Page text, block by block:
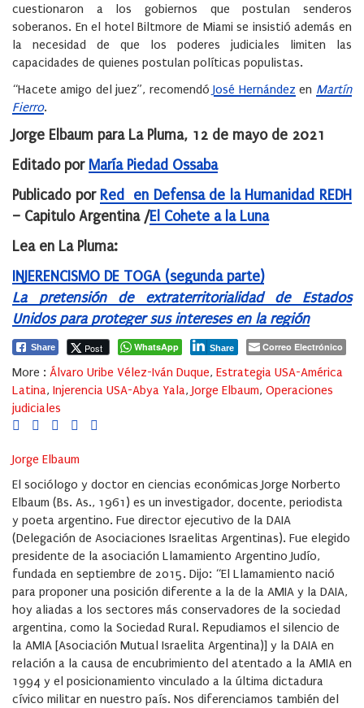
cuestionaron a los gobiernos que postulan senderos
soberanos. En el hotel Biltmore de Miami se insistió además en
la necesidad de que los poderes judiciales limiten las
capacidades de quienes postulan políticas populistas.
“Hacete amigo del juez”, recomendóJosé Hernández en Martín
Fierro.
Jorge Elbaum para La Pluma, 12 de mayo de 2021
Editado por María Piedad Ossaba
Publicado por Red en Defensa de la Humanidad REDH
– Capitulo Argentina /El Cohete a la Luna
Lea en La Pluma:
INJERENCISMO DE TOGA (segunda parte)
La pretensión de extraterritorialidad de Estados
Unidos para proteger sus intereses en la región
Share Post WhatsApp Share Correo Electrónico
More : Álvaro Uribe Vélez-Iván Duque, Estrategia USA-América
Latina, Injerencia USA-Abya Yala, Jorge Elbaum, Operaciones
judiciales
Jorge Elbaum
El sociólogo y doctor en ciencias económicas Jorge Norberto
Elbaum (Bs. As., 1961) es un investigador, docente, periodista
y poeta argentino. Fue director ejecutivo de la DAIA
(Delegación de Asociaciones Israelitas Argentinas). Fue elegido
presidente de la asociación Llamamiento Argentino Judío,
fundada en septiembre de 2015. Dijo: “El Llamamiento nació
para proponer una posición diferente a la de la AMIA y la DAIA,
hoy aliadas a los sectores más conservadores de la sociedad
argentina, como la Sociedad Rural. Repudiamos el silencio de
la AMIA [Asociación Mutual Israelita Argentina)] y la DAIA en
relación a la causa de encubrimiento del atentado a la AMIA en
1994 y el posicionamiento vinculado a la última dictadura
cívico militar en nuestro país. Nos diferenciamos también del